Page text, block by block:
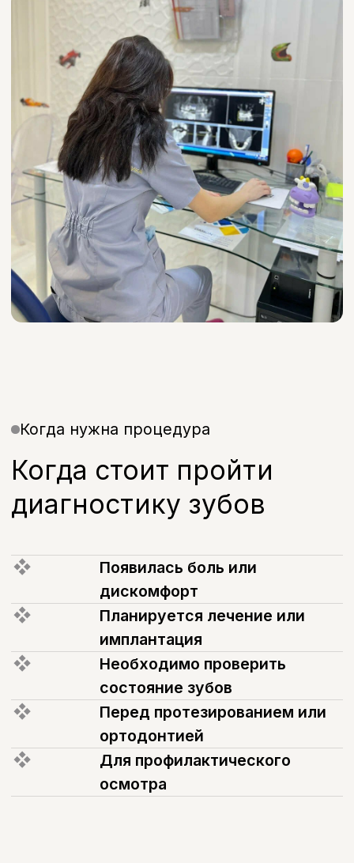
Появилась боль или
дискомфорт
Планируется лечение или
имплантация
Необходимо проверить
состояние зубов
Перед протезированием или
ортодонтией
Для профилактического
осмотра
Как проходит
Осмотр врача
Оценка состояния полости рта
(02)
Назначение снимков
диагностики
Быстро и безболезненно
(04)
Анализ результатов
Объяснение ситуации и рекомендаций
Этапы лечения
Цифровая диагностика